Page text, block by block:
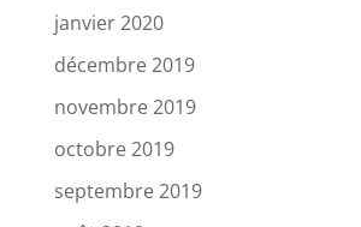
janvier 2020
décembre 2019
novembre 2019
octobre 2019
septembre 2019